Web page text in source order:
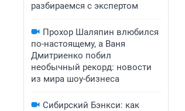
разбираемся с экспертом
Прохор Шаляпин влюбился
по-настоящему, а Ваня
Дмитриенко побил
необычный рекорд: новости
из мира шоу-бизнеса
Сибирский Бэнкси: как